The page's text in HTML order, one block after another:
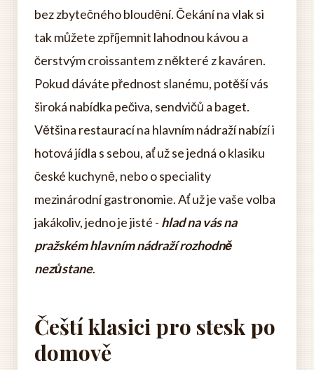
bez zbytečného bloudění. Čekání na vlak si
tak můžete zpříjemnit lahodnou kávou a
čerstvým croissantem z některé z kaváren.
Pokud dáváte přednost slanému, potěší vás
široká nabídka pečiva, sendvičů a baget.
Většina restaurací na hlavním nádraží nabízí i
hotová jídla s sebou, ať už se jedná o klasiku
české kuchyně, nebo o speciality
mezinárodní gastronomie. Ať už je vaše volba
jakákoliv, jedno je jisté - hlad na vás na
pražském hlavním nádraží rozhodně
nezůstane.
Čeští klasici pro stesk po
domově